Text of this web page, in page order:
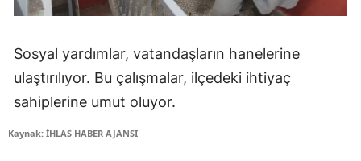
Sosyal yardımlar, vatandaşların hanelerine
ulaştırılıyor. Bu çalışmalar, ilçedeki ihtiyaç
sahiplerine umut oluyor.
Kaynak: İHLAS HABER AJANSI